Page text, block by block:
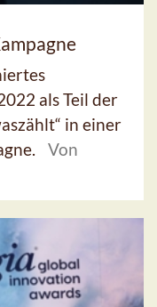
als Teil der
in einer
Von